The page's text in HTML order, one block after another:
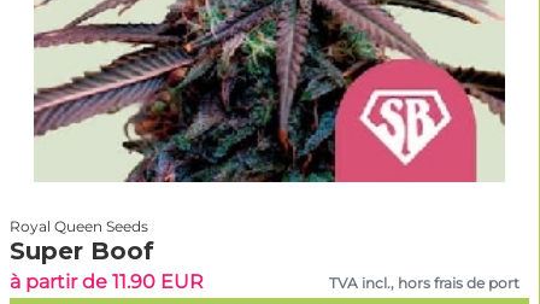
Royal Queen Seeds
Super Boof
à partir de 11.90 EUR TVA incl., hors frais de port